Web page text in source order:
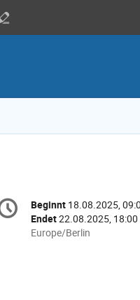
Datum/Zeit
Beginnt 18.08.2025,
Endet22.08.2025, 18:00
Alle
Europe/Berlin